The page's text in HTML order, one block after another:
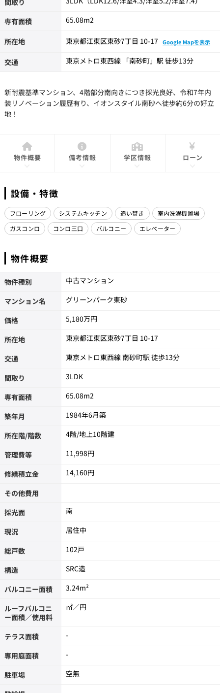
間取り
専有面積 65.08m2
所在地 東京都江東区東砂7丁目 10-17 Google Mapを表示
交通 東京メトロ東西線 「南砂町」駅 徒歩13分
新耐震基準マンション、4階部分南向きにつき採光良好、令和7年内
装リノベーション履歴有り、イオンスタイル南砂へ徒歩約6分の好立
地！
物件概要 備考情報 学区情報 ローン
設備・特徴
フローリング システムキッチン 追い焚き
室内洗濯機置場
ガスコンロ
コンロ三口 バルコニー エレベーター
物件概要
物件種別 中古マンション
マンション名 グリーンパーク東砂
価格 5,180万円
所在地 東京都江東区東砂7丁目 10-17
交通 東京メトロ東西線 南砂町駅 徒歩13分
間取り 3LDK
専有面積 65.08m2
築年月 1984年6月築
所在階/階数 4階/地上10階建
管理費等 11,998円
修繕積立金 14,160円
その他費用
採光面
南
現況 居住中
総戸数 102戸
構造 SRC造
バルコニー面積 3.24m²
ルーフバルコニ
ー面積／使用料
㎡／円
テラス面積 -
専用庭面積 -
駐車場 空無